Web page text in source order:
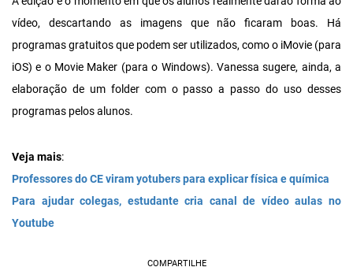
vídeo, descartando as imagens que não ficaram boas. Há
programas gratuitos que podem ser utilizados, como o iMovie (para
iOS) e o Movie Maker (para o Windows). Vanessa sugere, ainda, a
elaboração de um folder com o passo a passo do uso desses
programas pelos alunos.
Veja mais:
Professores do CE viram yotubers para explicar física e química
Para ajudar colegas, estudante cria canal de vídeo aulas no
Youtube
COMPARTILHE